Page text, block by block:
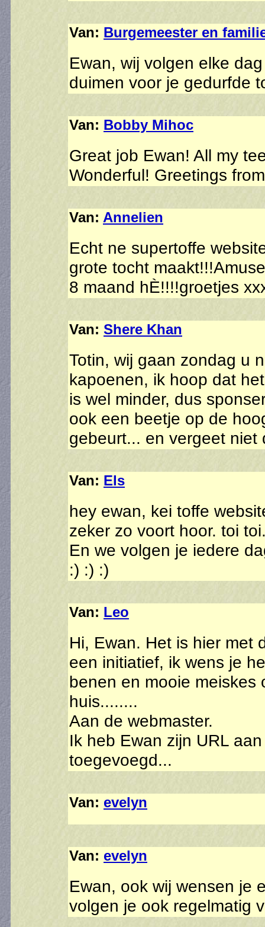
Van: Burgemeester en
Ewan, wij volgen elke
duimen voor je gedurfde
Van: Bobby Mihoc
Great job Ewan! All my
Wonderful! Greetings
Van: Annelien
Echt ne supertoffe
grote tocht
8 maand hÈ!!!!groetjes
Van: Shere Khan
Totin, wij gaan zondag u
kapoenen, ik hoop dat
is wel minder, dus
ook een beetje op de
gebeurt... en vergeet
Van: Els
hey ewan, kei toffe
zeker zo voort hoor. toi
En we volgen je iedere
:) :) :)
Van: Leo
Hi, Ewan. Het is hier met
een initiatief, ik wens je
benen en mooie meiskes
huis........
Aan de webmaster.
Ik heb Ewan zijn URL
toegevoegd...
Van: evelyn
Van: evelyn
Ewan, ook wij wensen je
volgen je ook regelmatig